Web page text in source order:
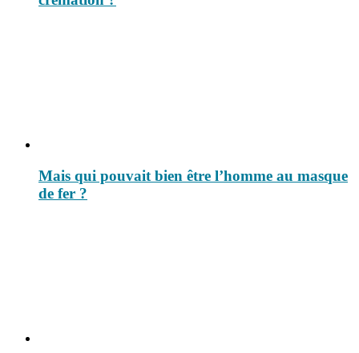
Mais qui pouvait bien être l’homme au masque
de fer ?